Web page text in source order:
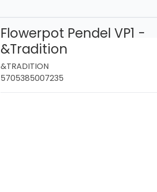
Flowerpot Pendel VP1 -
&Tradition
&TRADITION
5705385007235